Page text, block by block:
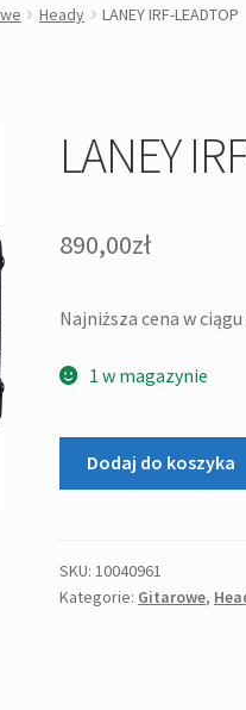
Heady LANEY IRF-LEADTOP
LANEY
890,00zł
Najniższa cena w
1 w magazynie
Dodaj do koszyka
SKU:10040961
Kategorie: Gitarowe,